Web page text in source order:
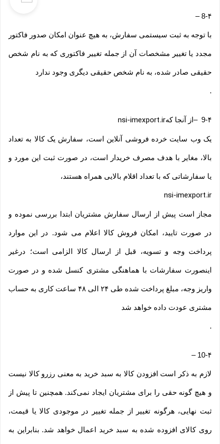
8-۴–
با توجه به ثبت سیستمی سفارش، به هیچ عنوان امکان صدور فاکتور
مجدد یا تغییر مشخصات آن از جمله تغییر فاکتوری که به نام شخص
حقیقی صادر شده، به نام شخص حقیقی دیگری وجود ندارد
.
9-۴ –از آنجا کهnsi-imexport.ir
یک وب ‌سایت خرده‌ فروشی آنلاین است، سفارش یک کالا به تعداد
بالا، مغایر با هدف مصرف خریدار است، در صورت ثبت این مورد و
یا سفارشاتی که با تعداد اقلام بالایی همراه هستند،
nsi-imexport.ir
مجاز است پیش از ارسال سفارش مشتریان ابتدا بررسی نموده و
در صورت تایید، امکان فروش کالا اعلام می شود. در این موارد
پرداخت وجه و تسویه، قبل از ارسال کالا الزامی است؛ درغیر
اینصورت سفارشات با هماهنگی مشتری کنسل شده و در صورت
واریز وجه، مبلغ پرداخت شده طی ۲۴ الی ۴۸ ساعت کاری به حساب
مشتری عودت داده خواهد شد
.
10-۴ –
لازم به ذکر است افزودن کالا به سبد خرید به معنی رزرو کالا نیست
و هیچ گونه حقی را برای مشتریان ایجاد نمی‌کند. همچنین تا پیش از
ثبت نهایی، هرگونه تغییر از جمله تغییر در موجودی کالا یا قیمت،
روی کالای افزوده شده به سبد خرید اعمال خواهد شد. بنابراین به